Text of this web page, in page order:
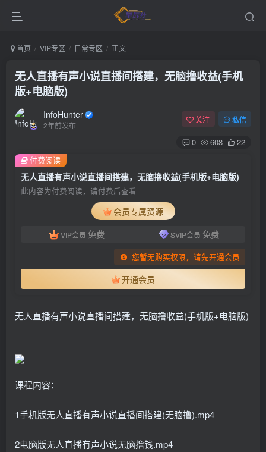
首页 VIP专区 日常专区 正文
无人直播有声小说直播间搭建，无脑撸收益(手机
版+电脑版)
InfoHunter
2年前发布
关注 私信
0 608 22
无人直播有声小说直播间搭建，无脑撸收益(手机版+电脑版)
此内容为付费阅读，请付费后查看
会员专属资源
VIP会员 免费 SVIP会员 免费
您暂无购买权限，请先开通会员
开通会员
付费阅读
无人直播有声小说直播间搭建，无脑撸收益(手机版+电脑版)
课程内容：
1手机版无人直播有声小说直播间搭建(无脑撸).mp4
2电脑版无人直播有声小说无脑撸钱.mp4